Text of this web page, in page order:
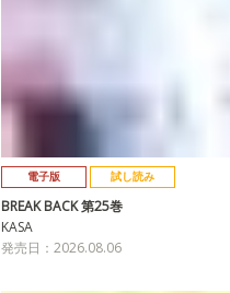
電子版 試し読み
BREAK BACK 第25巻
KASA
発売日：2026.08.06